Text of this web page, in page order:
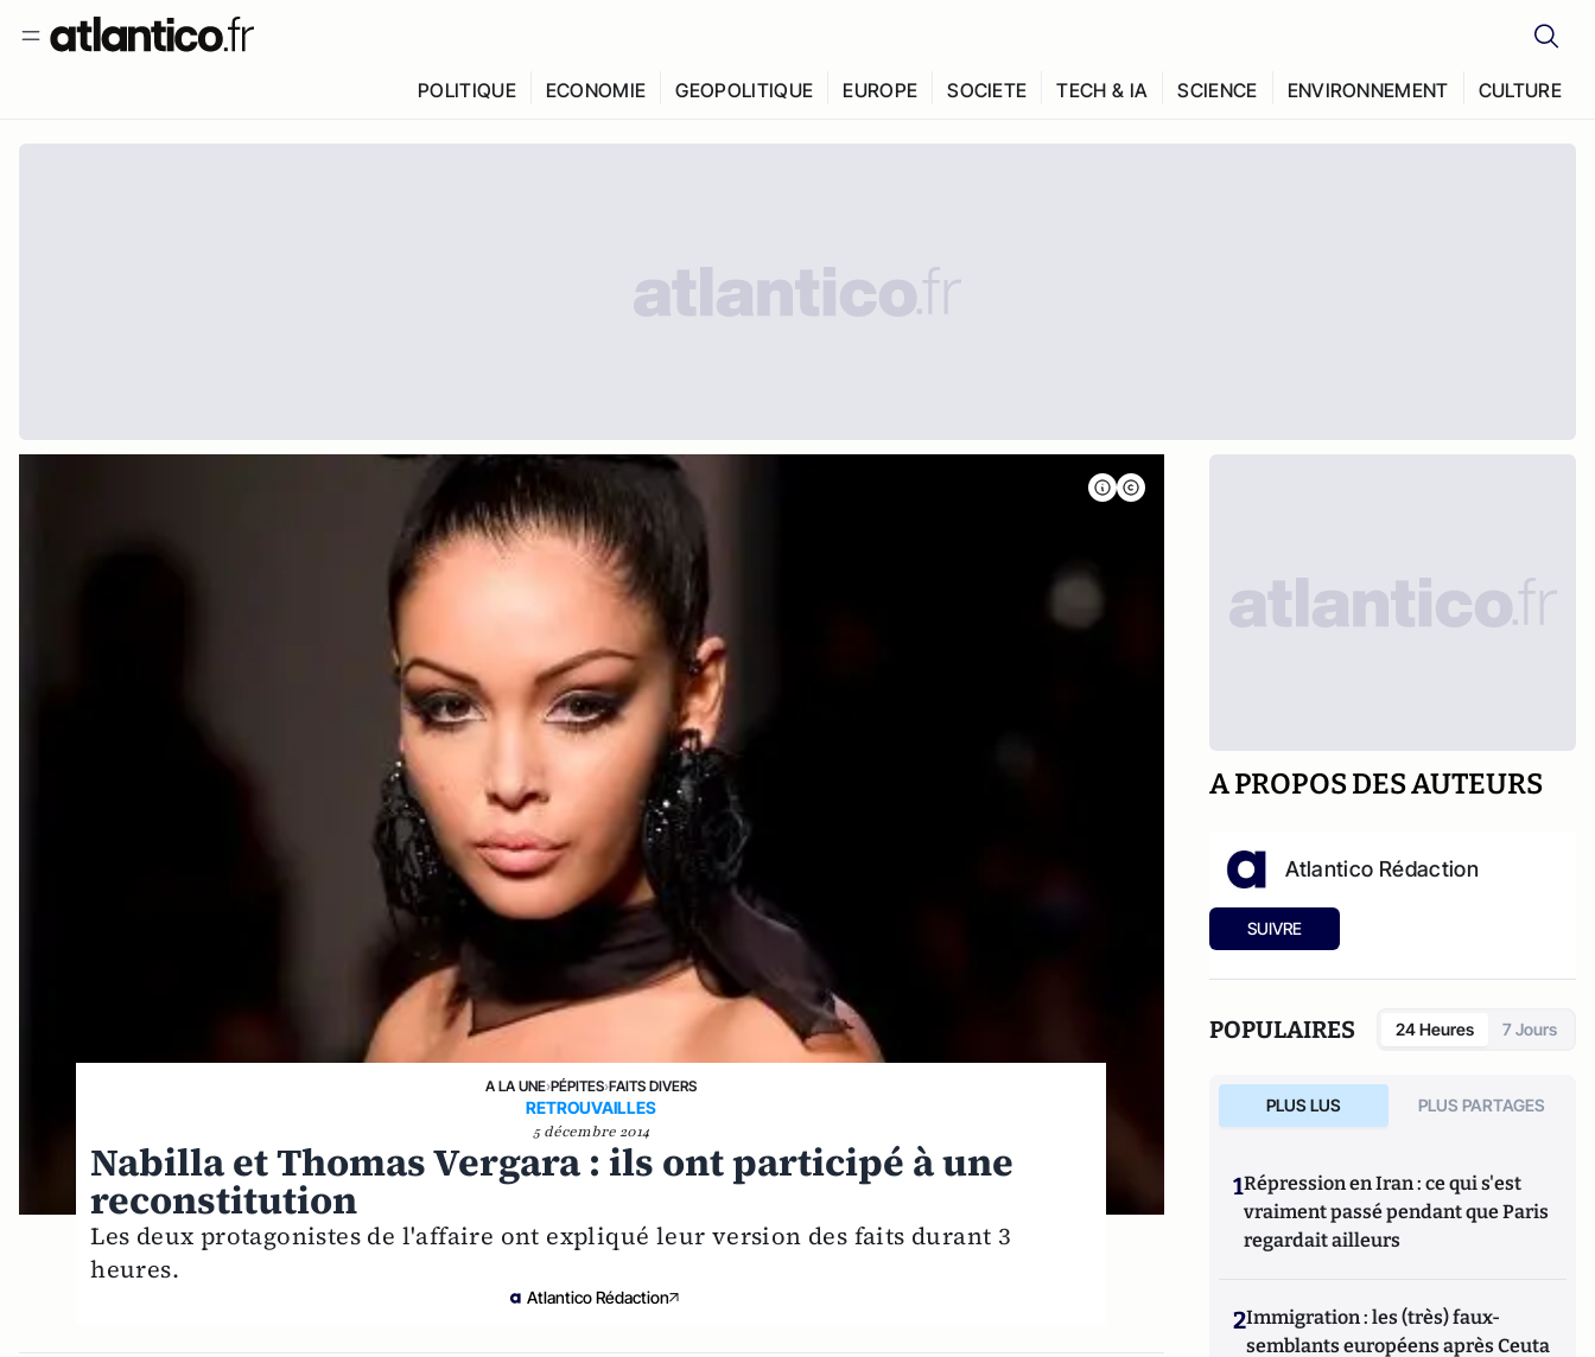
POLITIQUE ECONOMIE GEOPOLITIQUE EUROPE SOCIETE TECH & IA SCIENCE ENVIRONNEMENT CULTURE
A LA UNE›PÉPITES›FAITS DIVERS
RETROUVAILLES
5 décembre 2014
Nabilla et Thomas Vergara : ils ont participé à une
reconstitution
Les deux protagonistes de l'affaire ont expliqué leur version des faits durant 3
heures.
Atlantico Rédaction
A PROPOS DES AUTEURS
Atlantico Rédaction
SUIVRE
POPULAIRES 24 Heures 7 Jours
PLUS LUS PLUS PARTAGES
1Répression en Iran : ce qui s'est
vraiment passé pendant que Paris
regardait ailleurs
2Immigration : les (très) faux-
semblants européens après Ceuta